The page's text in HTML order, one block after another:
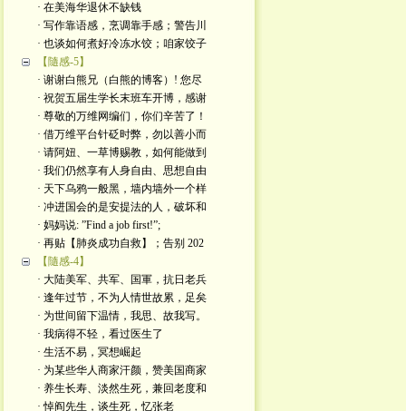
· 在美海华退休不缺钱
· 写作靠语感，烹调靠手感；警告川
· 也谈如何煮好冷冻水饺；咱家饺子
【隨感-5】
· 谢谢白熊兄（白熊的博客）! 您尽
· 祝贺五届生学长末班车开博，感谢
· 尊敬的万维网编们，你们辛苦了！
· 借万维平台针砭时弊，勿以善小而
· 请阿妞、一草博赐教，如何能做到
· 我们仍然享有人身自由、思想自由
· 天下乌鸦一般黑，墙内墙外一个样
· 冲进国会的是安提法的人，破坏和
· 妈妈说: ”Find a job first!”;
· 再贴【肺炎成功自救】；告别 202
【隨感-4】
· 大陆美军、共军、国軍，抗日老兵
· 逢年过节，不为人情世故累，足矣
· 为世间留下温情，我思、故我写。
· 我病得不轻，看过医生了
· 生活不易，冥想崛起
· 为某些华人商家汗颜，赞美国商家
· 养生长寿、淡然生死，兼回老度和
· 悼阎先生，谈生死，忆张老